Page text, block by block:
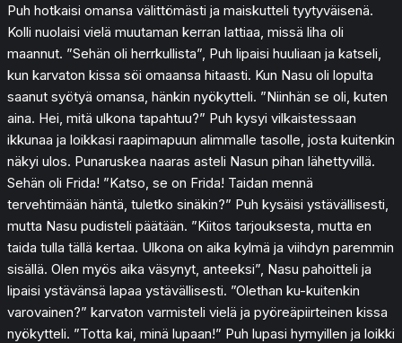
Puh hotkaisi omansa välittömästi ja maiskutteli tyytyväisenä.
Kolli nuolaisi vielä muutaman kerran lattiaa, missä liha oli
maannut. ”Sehän oli herrkullista”, Puh lipaisi huuliaan ja katseli,
kun karvaton kissa söi omaansa hitaasti. Kun Nasu oli lopulta
saanut syötyä omansa, hänkin nyökytteli. ”Niinhän se oli, kuten
aina. Hei, mitä ulkona tapahtuu?” Puh kysyi vilkaistessaan
ikkunaa ja loikkasi raapimapuun alimmalle tasolle, josta kuitenkin
näkyi ulos. Punaruskea naaras asteli Nasun pihan lähettyvillä.
Sehän oli Frida! ”Katso, se on Frida! Taidan mennä
tervehtimään häntä, tuletko sinäkin?” Puh kysäisi ystävällisesti,
mutta Nasu pudisteli päätään. ”Kiitos tarjouksesta, mutta en
taida tulla tällä kertaa. Ulkona on aika kylmä ja viihdyn paremmin
sisällä. Olen myös aika väsynyt, anteeksi”, Nasu pahoitteli ja
lipaisi ystävänsä lapaa ystävällisesti. ”Olethan ku-kuitenkin
varovainen?” karvaton varmisteli vielä ja pyöreäpiirteinen kissa
nyökytteli. ”Totta kai, minä lupaan!” Puh lupasi hymyillen ja loikki